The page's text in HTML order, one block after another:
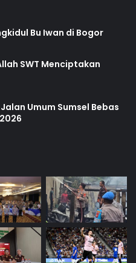
Bu Iwan di Bogor
SWT Menciptakan
Umum Sumsel Bebas